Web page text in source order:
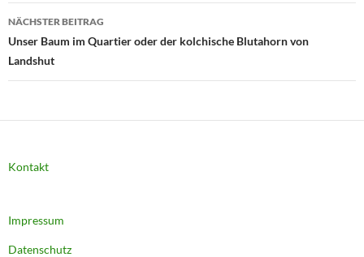
NÄCHSTER BEITRAG
Unser Baum im Quartier oder der kolchische Blutahorn von
Landshut
Kontakt
Impressum
Datenschutz